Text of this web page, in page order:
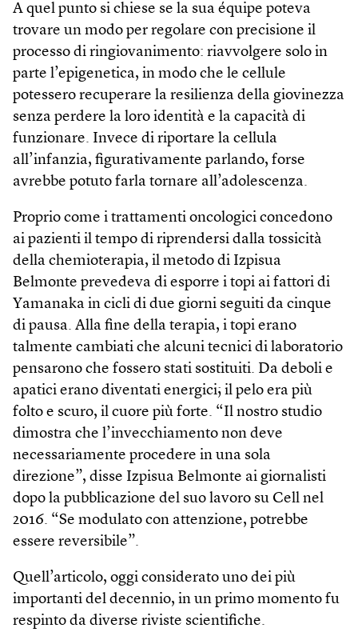
A quel punto si chiese se la sua équipe poteva
trovare un modo per regolare con precisione il
processo di ringiovanimento: riavvolgere solo in
parte l’epigenetica, in modo che le cellule
potessero recuperare la resilienza della giovinezza
senza perdere la loro identità e la capacità di
funzionare. Invece di riportare la cellula
all’infanzia, figurativamente parlando, forse
avrebbe potuto farla tornare all’adolescenza.
Proprio come i trattamenti oncologici concedono
ai pazienti il tempo di riprendersi dalla tossicità
della chemioterapia, il metodo di Izpisua
Belmonte prevedeva di esporre i topi ai fattori di
Yamanaka in cicli di due giorni seguiti da cinque
di pausa. Alla fine della terapia, i topi erano
talmente cambiati che alcuni tecnici di laboratorio
pensarono che fossero stati sostituiti. Da deboli e
apatici erano diventati energici; il pelo era più
folto e scuro, il cuore più forte. “Il nostro studio
dimostra che l’invecchiamento non deve
necessariamente procedere in una sola
direzione”, disse Izpisua Belmonte ai giornalisti
dopo la pubblicazione del suo lavoro su Cell nel
2016. “Se modulato con attenzione, potrebbe
essere reversibile”.
Quell’articolo, oggi considerato uno dei più
importanti del decennio, in un primo momento fu
respinto da diverse riviste scientifiche.